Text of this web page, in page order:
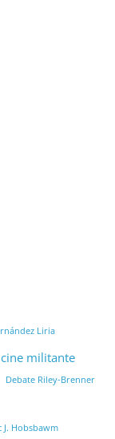
Liria
cine militante
Debate Riley-Brenner
J. Hobsbawm